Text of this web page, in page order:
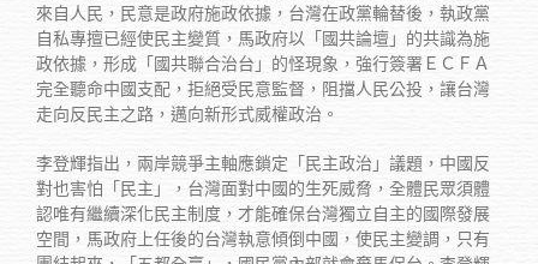
來自人民，民意是政府施政依據，台灣在政黨輪替後，執政黨
自私專擅已經使民主變質，馬政府以「國共論壇」的共識為施
政依據，形成「國共聯合治台」的怪現象，強行簽署ＥＣＦＡ
完全聽命中國支配，拒絕受民意監督，阻擋人民公投，讓台灣
走向反民主之路，邁向新形式威權政治。
李登輝指出，兩岸競爭主軸應鎖定「民主政治」議題，中國反
對也害怕「民主」，台灣面對中國的生死威脅，全體民眾須體
認唯有繼續深化民主制度，才能確保台灣獨立自主的國際發展
空間，馬政府上任後的台灣執意傾倒中國，使民主變調，只有